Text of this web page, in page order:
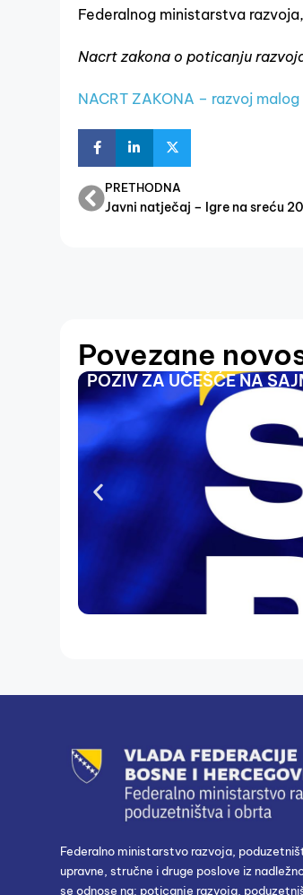
Federalnog ministarstva
Nacrt zakona o poticanju
NACRT ZAKONA – razvoj
PRETHODNA
Javni natječaj – Igre na sreću
Povezane
POZIV ZA UČEŠĆE NA
Federalno ministarstvo razvoja,
upravne, stručne i druge poslove iz
se odnose na: poticanje razvoja,